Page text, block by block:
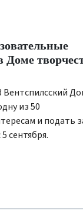
Вентспилсский
из 50
и подать
сентября.